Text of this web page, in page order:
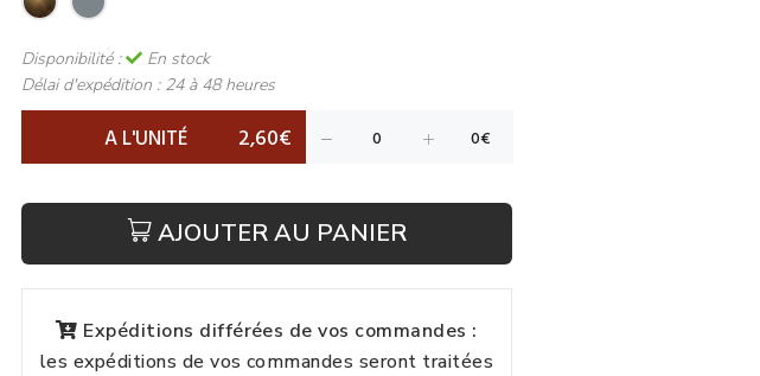
Disponibilité :
En stock
Délai d'expédition : 24 à 48 heures
A L'UNITÉ 2,60€
AJOUTER AU PANIER
Expéditions différées de vos commandes :
les expéditions de vos commandes seront traitées